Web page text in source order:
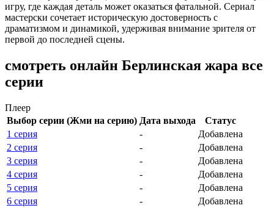
игру, где каждая деталь может оказаться фатальной. Сериал
мастерски сочетает историческую достоверность с
драматизмом и динамикой, удерживая внимание зрителя от
первой до последней сцены.
смотреть онлайн Берлинская жара все
серии
Плеер
Выбор серии (Жми на серию) Дата выхода
Статус
1 серия
-
Добавлена
2 серия
-
Добавлена
3 серия
-
Добавлена
4 серия
-
Добавлена
5 серия
-
Добавлена
6 серия
-
Добавлена